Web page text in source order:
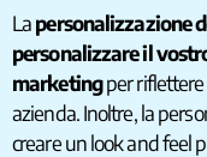
Lapersonalizzazione
personalizzare il
marketingper riflettere
azienda. Inoltre, la
creare un look and feel